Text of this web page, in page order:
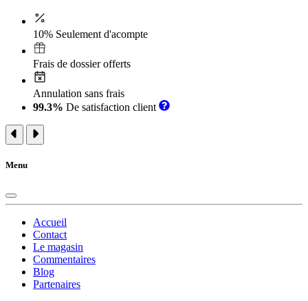
10% Seulement d'acompte
Frais de dossier offerts
Annulation sans frais
99.3% De satisfaction client
Menu
Accueil
Contact
Le magasin
Commentaires
Blog
Partenaires